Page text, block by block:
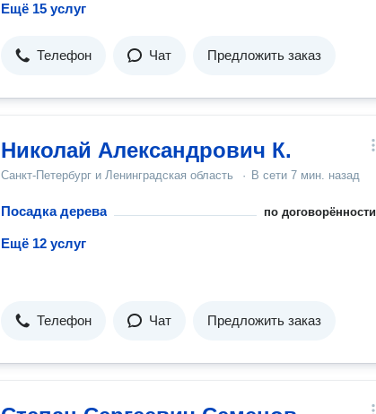
Ещё 15 услуг
Телефон Чат Предложить заказ
Николай Александрович К.
Санкт-Петербург и Ленинградская область · В сети 7 мин. назад
Посадка дерева по договорённости
Ещё 12 услуг
Телефон Чат Предложить заказ